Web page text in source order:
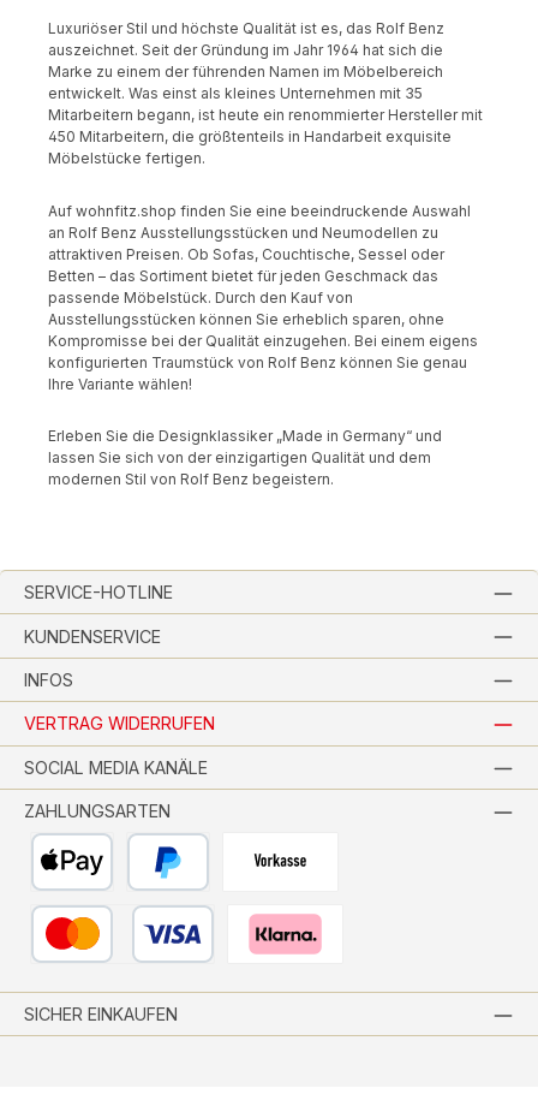
Luxuriöser Stil und höchste Qualität ist es, das Rolf Benz
auszeichnet. Seit der Gründung im Jahr 1964 hat sich die
Marke zu einem der führenden Namen im Möbelbereich
entwickelt. Was einst als kleines Unternehmen mit 35
Mitarbeitern begann, ist heute ein renommierter Hersteller mit
450 Mitarbeitern, die größtenteils in Handarbeit exquisite
Möbelstücke fertigen.
Auf wohnfitz.shop finden Sie eine beeindruckende Auswahl
an Rolf Benz Ausstellungsstücken und Neumodellen zu
attraktiven Preisen. Ob Sofas, Couchtische, Sessel oder
Betten – das Sortiment bietet für jeden Geschmack das
passende Möbelstück. Durch den Kauf von
Ausstellungsstücken können Sie erheblich sparen, ohne
Kompromisse bei der Qualität einzugehen. Bei einem eigens
konfigurierten Traumstück von Rolf Benz können Sie genau
Ihre Variante wählen!
Erleben Sie die Designklassiker „Made in Germany“ und
lassen Sie sich von der einzigartigen Qualität und dem
modernen Stil von Rolf Benz begeistern.
SERVICE-HOTLINE
KUNDENSERVICE
INFOS
VERTRAG WIDERRUFEN
ZAHLUNGSARTEN
SOCIAL MEDIA KANÄLE
SICHER EINKAUFEN